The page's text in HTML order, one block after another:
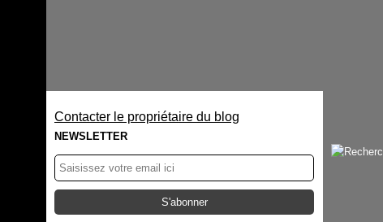
Contacter le propriétaire du blog
NEWSLETTER